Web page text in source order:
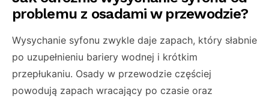
problemu z osadami w przewodzie?
Wysychanie syfonu zwykle daje zapach, który słabnie
po uzupełnieniu bariery wodnej i krótkim
przepłukaniu. Osady w przewodzie częściej
powodują zapach wracający po czasie oraz